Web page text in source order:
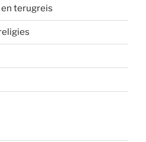
terugreis